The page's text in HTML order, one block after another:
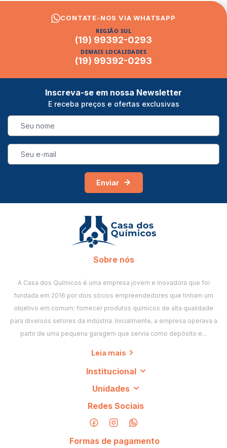
CONTATE-NOS VIA WHATSAPP
REGIÃO SUL
(19) 99392-0293
DEMAIS LOCALIDADES
(19) 99392-0293
Inscreva-se em nossa Newsletter
E receba preços e ofertas exclusivas
Enviar
Sobre nós
A Casa dos Químicos é uma empresa jovem e inovadora que foi
fundada em 2016 por dois sócios empreendedores que tinham um
objetivo em comum: fornecer produtos químicos de alta qualidade
para diversos setores da indústria. Inicialmente, a empresa operava a
partir de uma pequena garagem que servia como depósito e...
Leia mais
Institucional
Unidades
Redes Sociais
Formas de pagamento